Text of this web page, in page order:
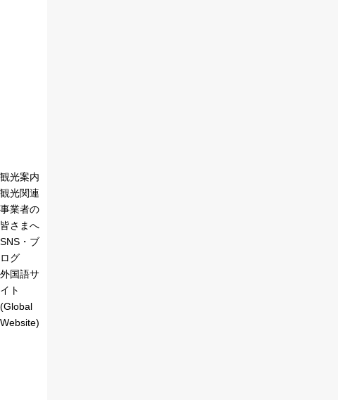
観光案内
観光関連
事業者の
皆さまへ
SNS・ブ
ログ
外国語サ
イト
(Global
Website)